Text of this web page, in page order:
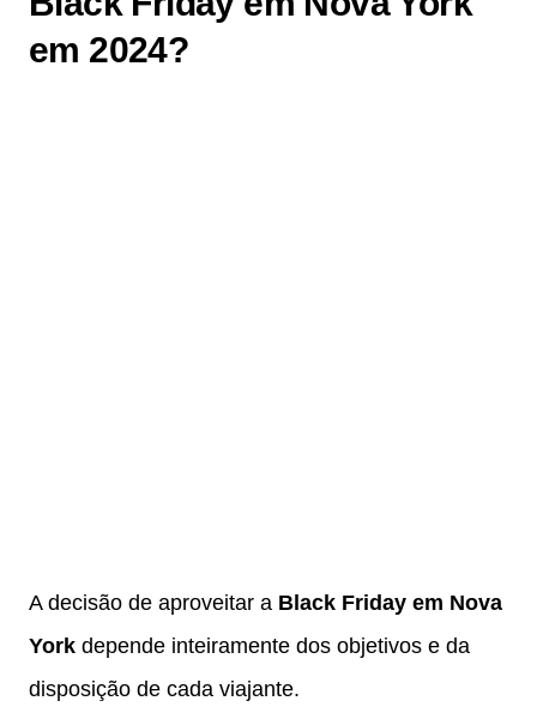
em 2024?
A decisão de aproveitar a Black Friday em Nova
York depende inteiramente dos objetivos e da
disposição de cada viajante.